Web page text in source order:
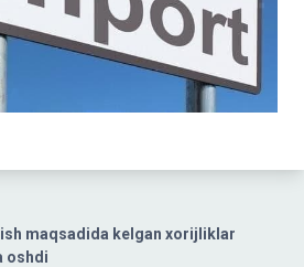
maqsadida kelgan xorijliklar
oshdi